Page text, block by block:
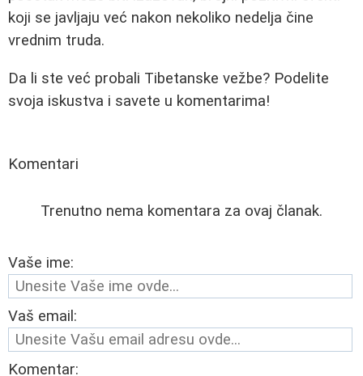
koji se javljaju već nakon nekoliko nedelja čine
vrednim truda.
Da li ste već probali Tibetanske vežbe? Podelite
svoja iskustva i savete u komentarima!
Komentari
Trenutno nema komentara za ovaj članak.
Vaše ime:
Vaš email:
Komentar: